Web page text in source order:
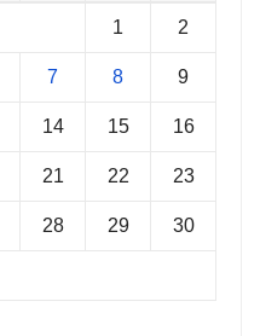
1 2
7 8 9
14 15 16
21 22 23
28 29 30